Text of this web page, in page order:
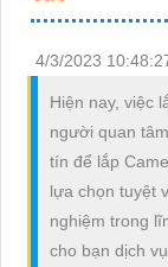
4/3/2023
Hiện nay, việc
người quan
tín để lắp
lựa chọn tuyệt
nghiệm trong
cho bạn dịch